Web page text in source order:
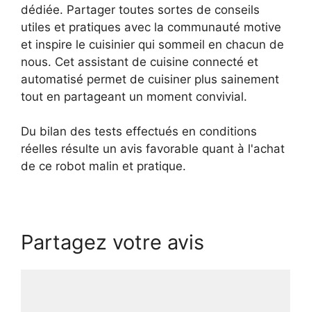
dédiée. Partager toutes sortes de conseils
utiles et pratiques avec la communauté motive
et inspire le cuisinier qui sommeil en chacun de
nous. Cet assistant de cuisine connecté et
automatisé permet de cuisiner plus sainement
tout en partageant un moment convivial.
Du bilan des tests effectués en conditions
réelles résulte un avis favorable quant à l'achat
de ce robot malin et pratique.
Partagez votre avis